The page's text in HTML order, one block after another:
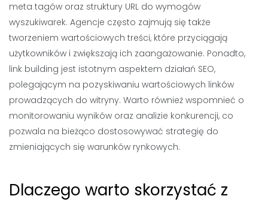
meta tagów oraz struktury URL do wymogów
wyszukiwarek. Agencje często zajmują się także
tworzeniem wartościowych treści, które przyciągają
użytkowników i zwiększają ich zaangażowanie. Ponadto,
link building jest istotnym aspektem działań SEO,
polegającym na pozyskiwaniu wartościowych linków
prowadzących do witryny. Warto również wspomnieć o
monitorowaniu wyników oraz analizie konkurencji, co
pozwala na bieżąco dostosowywać strategię do
zmieniających się warunków rynkowych.
Dlaczego warto skorzystać z